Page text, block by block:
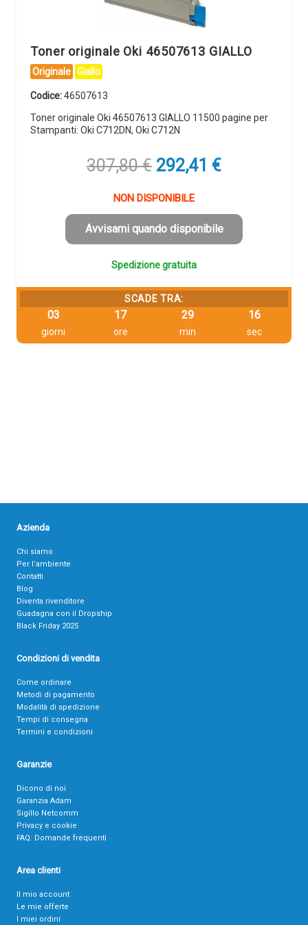
Toner originale Oki 46507613 GIALLO
Originale Giallo
Codice:46507613
Toner originale Oki 46507613 GIALLO 11500 pagine per
Stampanti: Oki C712DN, Oki C712N
307,80€ Il
originale
era:
307,80 €.
292,41 €Il
è:
292,41 €.
NON DISPONIBILE
Avvisami quando disponibile
Spedizione gratuita
SCADE TRA:
03
giorni
17
ore
29
min
16
sec
Azienda
Chi siamo
Per l’ambiente
Contatti
Blog
Diventa rivenditore
Guadagna con il Dropship
Black Friday 2025
Condizioni di vendita
Come ordinare
Metodi di pagamento
Modalità di spedizione
Tempi di consegna
Termini e condizioni
Garanzie
Dicono di noi
Garanzia Adam
Sigillo Netcomm
Privacy e cookie
FAQ: Domande frequenti
Area clienti
Il mio account
Le mie offerte
I miei ordini